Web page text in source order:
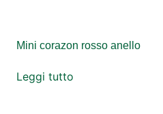
Mini corazon rosso anello
Leggi tutto